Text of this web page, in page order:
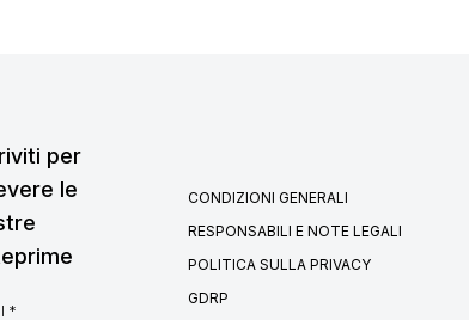
per
le
CONDIZIONI GENERALI
RESPONSABILI E NOTE LEGALI
POLITICA SULLA PRIVACY
GDRP